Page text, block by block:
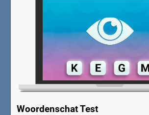
Woordenschat Test